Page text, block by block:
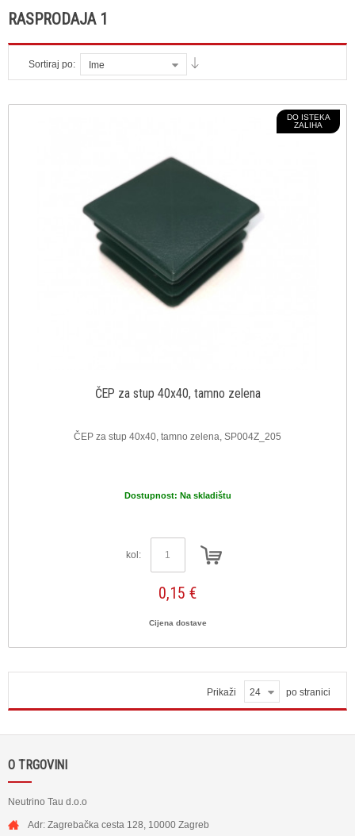
RASPRODAJA 1
Sortiraj po: Ime
DO ISTEKA
ZALIHA
ČEP za stup 40x40, tamno zelena
ČEP za stup 40x40, tamno zelena, SP004Z_205
Dostupnost: Na skladištu
kol:
0,15 €
Cijena dostave
Prikaži 24 po stranici
O TRGOVINI
Neutrino Tau d.o.o
Adr: Zagrebačka cesta 128, 10000 Zagreb